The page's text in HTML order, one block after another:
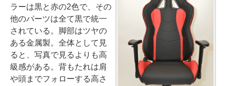
ラーは黒と赤の2色で、その
他のパーツは全て黒で統一
されている。脚部はツヤの
ある金属製。全体として見
ると、写真で見るよりも高
級感がある。背もたれは肩
や頭までフォローする高さ